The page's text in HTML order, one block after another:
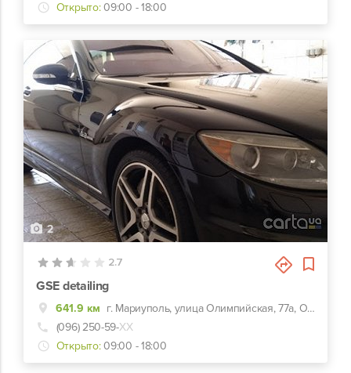
Открыто: 09:00 - 18:00
2
2.7
GSE detailing
641.9 км
г. Мариуполь, улица Олимпийская, 77а, Ориентир АЗС Paralel
(096) 250-59-ХХ
Открыто: 09:00 - 18:00